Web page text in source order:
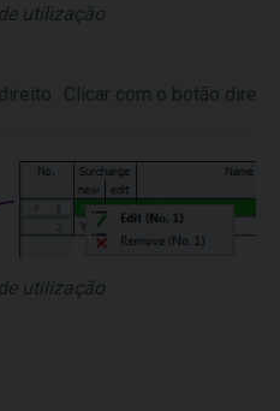
utilização
direito Clicar com o botão
utilização